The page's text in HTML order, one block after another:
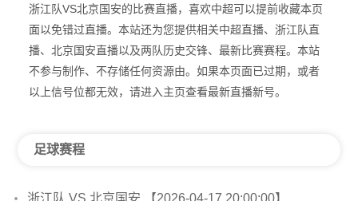
浙江队VS北京国安的比赛直播，喜欢中超可以提前收藏本页
面以免错过直播。本站还为您提供相关中超直播、浙江队直
播、北京国安直播以及两队历史交锋、最新比赛赛程。本站
不参与制作、不存储任何资源由。如果本页面已过期，或者
以上信号位都无效，请进入主页查看最新直播新号。
足球赛程